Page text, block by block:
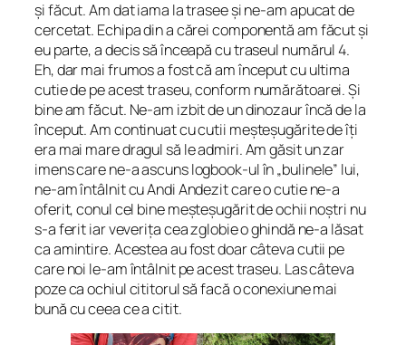
și făcut. Am dat iama la trasee și ne-am apucat de
cercetat. Echipa din a cărei componentă am făcut și
eu parte, a decis să înceapă cu traseul numărul 4.
Eh, dar mai frumos a fost că am început cu ultima
cutie de pe acest traseu, conform numărătoarei. Și
bine am făcut. Ne-am izbit de un dinozaur încă de la
început. Am continuat cu cutii meșteșugărite de îți
era mai mare dragul să le admiri. Am găsit un zar
imens care ne-a ascuns logbook-ul în „bulinele” lui,
ne-am întâlnit cu Andi Andezit care o cutie ne-a
oferit, conul cel bine meșteșugărit de ochii noștri nu
s-a ferit iar veverița cea zglobie o ghindă ne-a lăsat
ca amintire. Acestea au fost doar câteva cutii pe
care noi le-am întâlnit pe acest traseu. Las câteva
poze ca ochiul cititorul să facă o conexiune mai
bună cu ceea ce a citit.